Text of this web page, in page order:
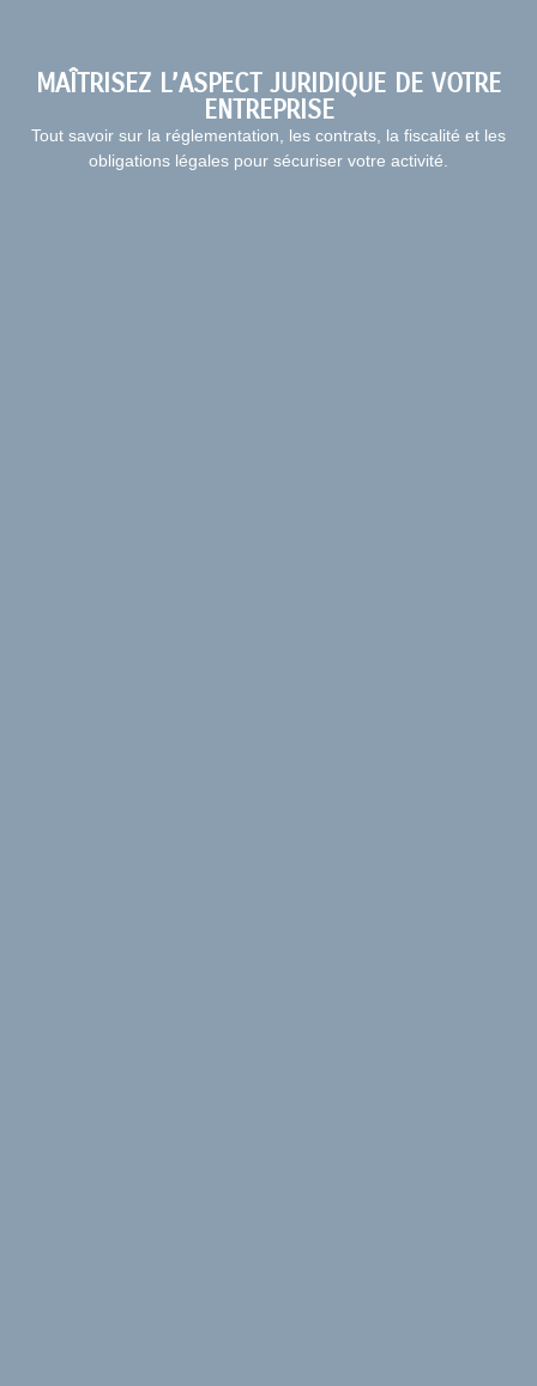
MAÎTRISEZ L’ASPECT JURIDIQUE DE VOTRE
ENTREPRISE
Tout savoir sur la réglementation, les contrats, la fiscalité et les
obligations légales pour sécuriser votre activité.